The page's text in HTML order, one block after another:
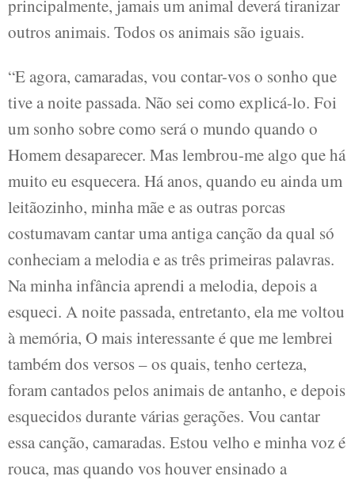
principalmente, jamais um animal deverá tiranizar
outros animais. Todos os animais são iguais.
“E agora, camaradas, vou contar-vos o sonho que
tive a noite passada. Não sei como explicá-lo. Foi
um sonho sobre como será o mundo quando o
Homem desaparecer. Mas lembrou-me algo que há
muito eu esquecera. Há anos, quando eu ainda um
leitãozinho, minha mãe e as outras porcas
costumavam cantar uma antiga canção da qual só
conheciam a melodia e as três primeiras palavras.
Na minha infância aprendi a melodia, depois a
esqueci. A noite passada, entretanto, ela me voltou
à memória, O mais interessante é que me lembrei
também dos versos – os quais, tenho certeza,
foram cantados pelos animais de antanho, e depois
esquecidos durante várias gerações. Vou cantar
essa canção, camaradas. Estou velho e minha voz é
rouca, mas quando vos houver ensinado a